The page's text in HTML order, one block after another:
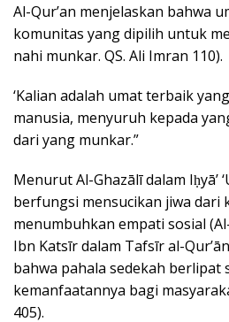
Al-Qur’an menjelaskan bahwa
komunitas yang dipilih untuk
nahi munkar. QS. Ali Imran 110).
‘Kalian adalah umat terbaik
manusia, menyuruh kepada
dari yang munkar.”
Menurut Al-Ghazālī dalam Iḥyā’
berfungsi mensucikan jiwa dari
menumbuhkan empati sosial
Ibn Katsīr dalam Tafsīr al-
bahwa pahala sedekah berlipat
kemanfaatannya bagi
405).